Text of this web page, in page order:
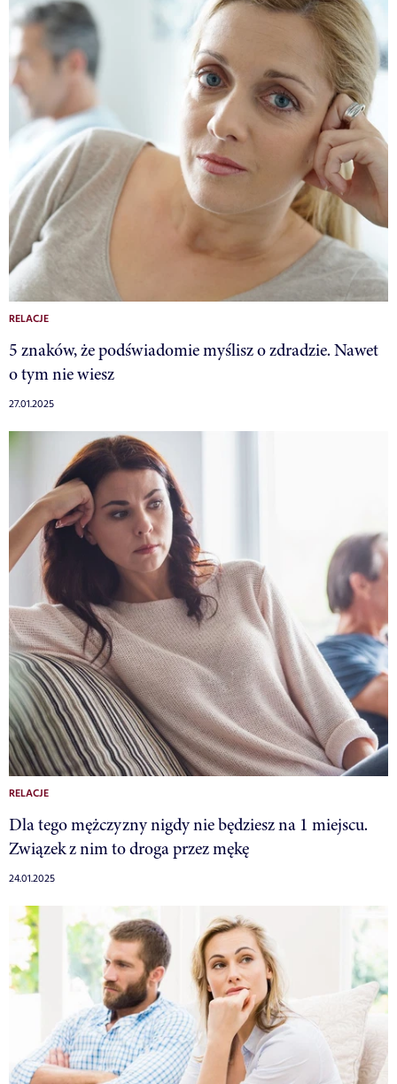
RELACJE
5 znaków, że podświadomie myślisz o zdradzie. Nawet
o tym nie wiesz
27.01.2025
RELACJE
Dla tego mężczyzny nigdy nie będziesz na 1 miejscu.
Związek z nim to droga przez mękę
24.01.2025